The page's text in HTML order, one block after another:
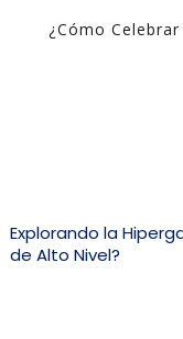
¿Cómo
Explorando la
de Alto Nivel?